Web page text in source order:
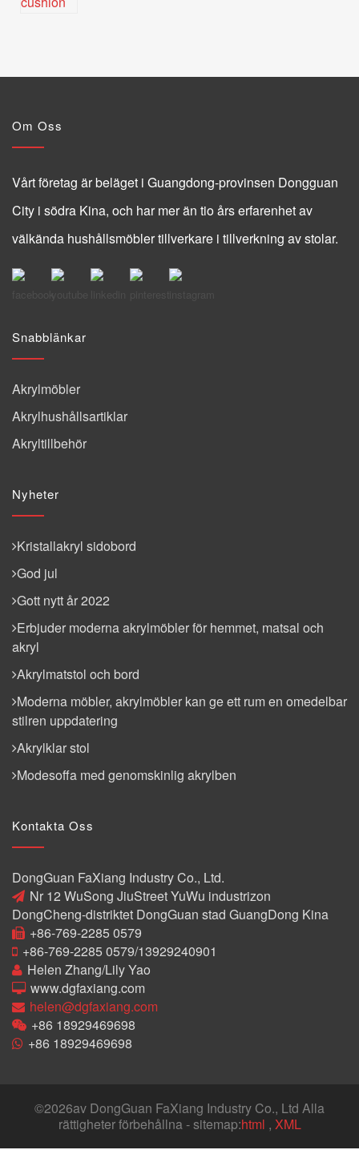
Om Oss
Vårt företag är beläget i Guangdong-provinsen Dongguan
City i södra Kina, och har mer än tio års erfarenhet av
välkända hushållsmöbler tillverkare i tillverkning av stolar.
Snabblänkar
Akrylmöbler
Akrylhushållsartiklar
Akryltillbehör
Nyheter
Kristallakryl sidobord
God jul
Gott nytt år 2022
Erbjuder moderna akrylmöbler för hemmet, matsal och
akryl
Akrylmatstol och bord
Moderna möbler, akrylmöbler kan ge ett rum en omedelbar
stilren uppdatering
Akrylklar stol
Modesoffa med genomskinlig akrylben
Kontakta Oss
DongGuan FaXiang Industry Co., Ltd.
Nr 12 WuSong JiuStreet YuWu industrizon
DongCheng-distriktet DongGuan stad GuangDong Kina
+86-769-2285 0579
+86-769-2285 0579/13929240901
Helen Zhang/Lily Yao
www.dgfaxiang.com
helen@dgfaxiang.com
+86 18929469698
+86 18929469698
©2026av DongGuan FaXiang Industry Co., Ltd Alla
rättigheter förbehållna - sitemap:html , XML